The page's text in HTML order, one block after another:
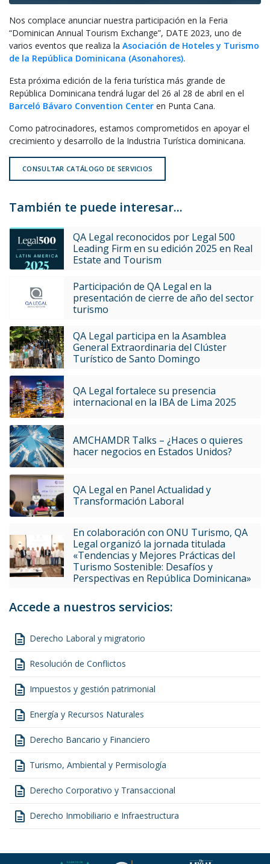
Nos complace anunciar nuestra participación en la Feria
“Dominican Annual Tourism Exchange”, DATE 2023, uno de
varios eventos que realiza la Asociación de Hoteles y Turismo
de la República Dominicana (Asonahores).
Esta próxima edición de la feria turística más grande de
República Dominicana tendrá lugar del 26 al 28 de abril en el
Barceló Bávaro Convention Center en Punta Cana.
Como patrocinadores, estamos comprometidos en apoyar el
crecimiento y desarrollo de la Industria Turística dominicana.
CONSULTAR CATÁLOGO DE SERVICIOS
También te puede interesar...
QA Legal reconocidos por Legal 500
Leading Firm en su edición 2025 en Real
Estate and Tourism
Participación de QA Legal en la
presentación de cierre de año del sector
turismo
QA Legal participa en la Asamblea
General Extraordinaria del Clúster
Turístico de Santo Domingo
QA Legal fortalece su presencia
internacional en la IBA de Lima 2025
AMCHAMDR Talks – ¿Haces o quieres
hacer negocios en Estados Unidos?
QA Legal en Panel Actualidad y
Transformación Laboral
En colaboración con ONU Turismo, QA
Legal organizó la jornada titulada
«Tendencias y Mejores Prácticas del
Turismo Sostenible: Desafíos y
Perspectivas en República Dominicana»
Accede a nuestros servicios:
description Derecho Laboral y migratorio
description Resolución de Conflictos
description Impuestos y gestión patrimonial
description Energía y Recursos Naturales
description Derecho Bancario y Financiero
description Turismo, Ambiental y Permisología
description Derecho Corporativo y Transaccional
description Derecho Inmobiliario e Infraestructura